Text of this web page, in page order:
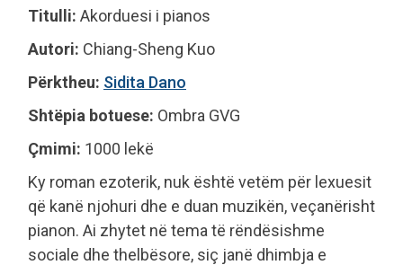
Titulli: Akorduesi i pianos
Autori: Chiang-Sheng Kuo
Përktheu: Sidita Dano
Shtëpia botuese: Ombra GVG
Çmimi: 1000 lekë
Ky roman ezoterik, nuk është vetëm për lexuesit
që kanë njohuri dhe e duan muzikën, veçanërisht
pianon. Ai zhytet në tema të rëndësishme
sociale dhe thelbësore, siç janë dhimbja e